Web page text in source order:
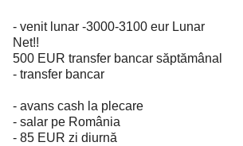
- venit lunar -3000-3100 eur Lunar
Net!!
500 EUR transfer bancar săptămânal
- transfer bancar
- avans cash la plecare
- salar pe România
- 85 EUR zi diurnă